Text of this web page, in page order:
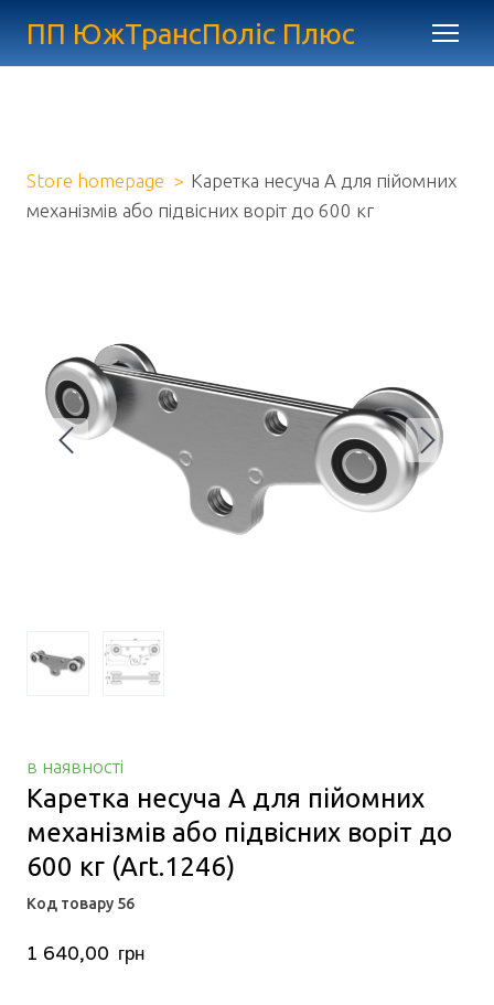
ПП ЮжТрансПоліс Плюс
Store homepage
Каретка несуча А для пійомних
механізмів або підвісних воріт до 600 кг
в наявності
Каретка несуча А для пійомних
механізмів або підвісних воріт до
600 кг (Art.1246)
Код товару 56
1 640,00  грн